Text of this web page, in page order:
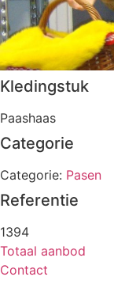
Kledingstuk
Paashaas
Categorie
Categorie: Pasen
Referentie
1394
Totaal aanbod
Contact